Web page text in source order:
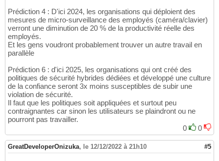
Prédiction 4 : D'ici 2024, les organisations qui déploient des
mesures de micro-surveillance des employés (caméra/clavier)
verront une diminution de 20 % de la productivité réelle des
employés.
Et les gens voudront probablement trouver un autre travail en
parallèle
Prédiction 6 : d'ici 2025, les organisations qui ont créé des
politiques de sécurité hybrides dédiées et développé une culture
de la confiance seront 3x moins susceptibles de subir une
violation de sécurité.
Il faut que les politiques soit appliquées et surtout peu
contraignantes car sinon les utilisateurs se plaindront ou ne
pourront pas travailler.
0
0
GreatDeveloperOnizuka, le 12/12/2022 à 21h10 #5